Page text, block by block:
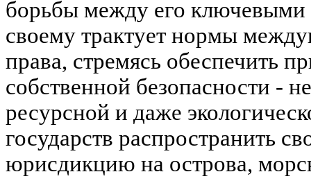
борьбы между его ключевыми
своему трактует нормы
права, стремясь обеспечить
собственной безопасности -
ресурсной и даже
государств распространить
юрисдикцию на острова,